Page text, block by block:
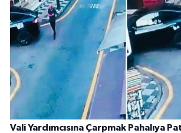
Vali Yardımcısına Çarpmak Pahalıya